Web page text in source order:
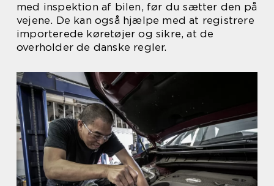
med inspektion af bilen, før du sætter den på
vejene. De kan også hjælpe med at registrere
importerede køretøjer og sikre, at de
overholder de danske regler.